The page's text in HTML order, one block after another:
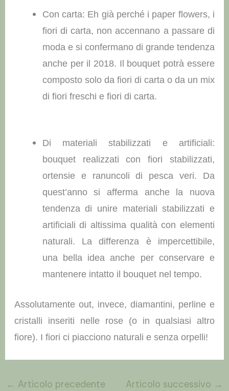
Con carta: Eh già perché i paper flowers, i
fiori di carta, non accennano a passare di
moda e si confermano di grande tendenza
anche per il 2018. Il bouquet potrà essere
composto solo da fiori di carta o da un mix
di fiori freschi e fiori di carta.
Di materiali stabilizzati e artificiali:
bouquet realizzati con fiori stabilizzati,
ortensie e ranuncoli di pesca veri. Da
quest’anno si afferma anche la nuova
tendenza di unire materiali stabilizzati e
artificiali di altissima qualità con elementi
naturali. La differenza è impercettibile,
una bella idea anche per conservare e
mantenere intatto il bouquet nel tempo.
Assolutamente out, invece, diamantini, perline e
cristalli inseriti nelle rose (o in qualsiasi altro
fiore). I fiori ci piacciono naturali e senza orpelli!
← Articolo precedente Articolo successivo →